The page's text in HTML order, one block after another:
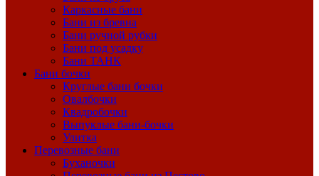
Каркасные бани
Бани из бревна
Бани ручной рубки
Бани под усадку
Бани ТАНК
Бани бочки
Круглые бани бочки
Овалбочки
Квадробочки
Выпуклые бани-бочки
Улитка
Перевозные бани
Буханочки